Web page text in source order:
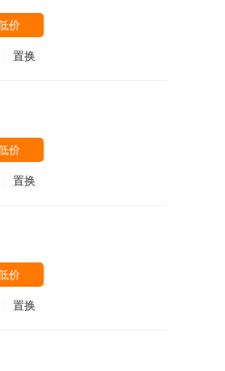
价
置换
价
置换
价
置换